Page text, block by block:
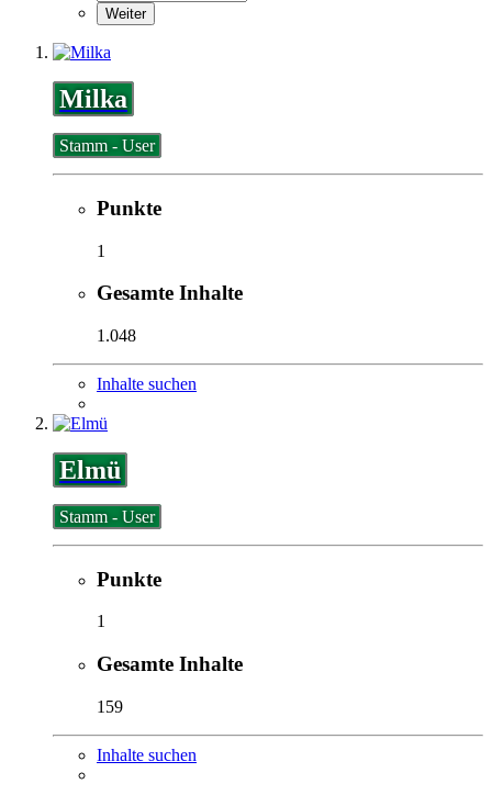
Weiter
Milka
Stamm - User
Punkte
1
Gesamte Inhalte
1.048
Inhalte suchen
Elmü
Stamm - User
Punkte
1
Gesamte Inhalte
159
Inhalte suchen